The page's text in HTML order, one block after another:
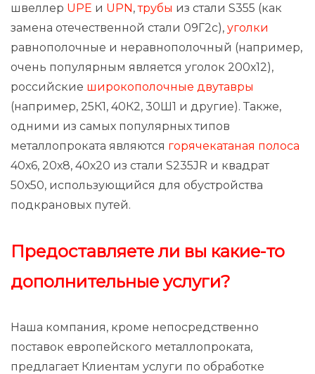
швеллер UPE и UPN,трубы из стали S355 (как
замена отечественной стали 09Г2с), уголки
равнополочные и неравнополочный (например,
очень популярным является уголок 200х12),
российские широкополочные двутавры
(например, 25К1, 40К2, 30Ш1 и другие). Также,
одними из самых популярных типов
металлопроката являются горячекатаная полоса
40х6, 20х8, 40х20 из стали S235JR и квадрат
50х50, использующийся для обустройства
подкрановых путей.
Предоставляете ли вы какие-то
дополнительные услуги?
Наша компания, кроме непосредственно
поставок европейского металлопроката,
предлагает Клиентам услуги по обработке